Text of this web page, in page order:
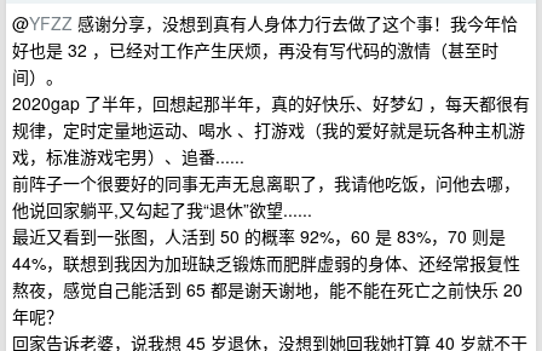
@YFZZ 感谢分享，没想到真有人身体力行去做了这个事！我今年恰
好也是 32 ，已经对工作产生厌烦，再没有写代码的激情（甚至时
间）。
2020gap 了半年，回想起那半年，真的好快乐、好梦幻 ，每天都很有
规律，定时定量地运动、喝水 、打游戏（我的爱好就是玩各种主机游
戏，标准游戏宅男）、追番......
前阵子一个很要好的同事无声无息离职了，我请他吃饭，问他去哪，
他说回家躺平,又勾起了我“退休”欲望......
最近又看到一张图，人活到 50 的概率 92%，60 是 83%，70 则是
44%，联想到我因为加班缺乏锻炼而肥胖虚弱的身体、还经常报复性
熬夜，感觉自己能活到 65 都是谢天谢地，能不能在死亡之前快乐 20
年呢？
回家告诉老婆，说我想 45 岁退休，没想到她回我她打算 40 岁就不干